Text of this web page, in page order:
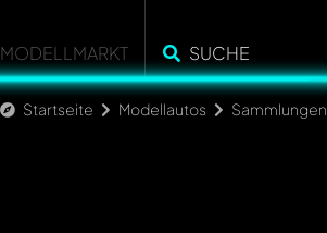
MODELLMARKT SUCHE
Startseite Modellautos Sammlungen